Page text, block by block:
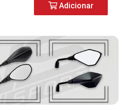
Adicionar